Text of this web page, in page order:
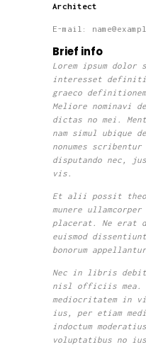
Architect
E-mail:
Brief info
Lorem ipsum
interesset
graeco
Meliore nominavi
dictas no mei.
nam simul ubique
nonumes
disputando nec,
vis.
Et alii possit
munere
placerat. Ne erat
euismod
bonorum
Nec in libris
nisl officiis mea.
mediocritatem in
ius, per etiam
indoctum
voluptatibus no